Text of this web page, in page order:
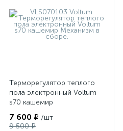
Терморегулятор теплого
пола электронный Voltum
s70 кашемир
7 600 ₽ /шт
9 500 ₽